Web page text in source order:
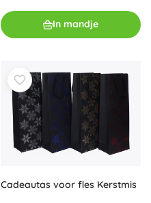
In mandje
Cadeautas voor fles Kerstmis